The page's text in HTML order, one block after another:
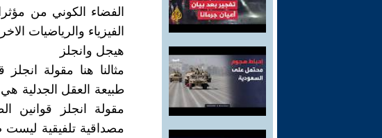
الفضاء الكوني من
الفيزياء والرياضيات
هيجل وانجلز
مثالنا هنا مقولة
طبيعة العقل الجدلية
مقولة انجلز قوانين
مصداقية تلفيقية ليست